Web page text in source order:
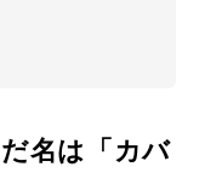
名は「カバ